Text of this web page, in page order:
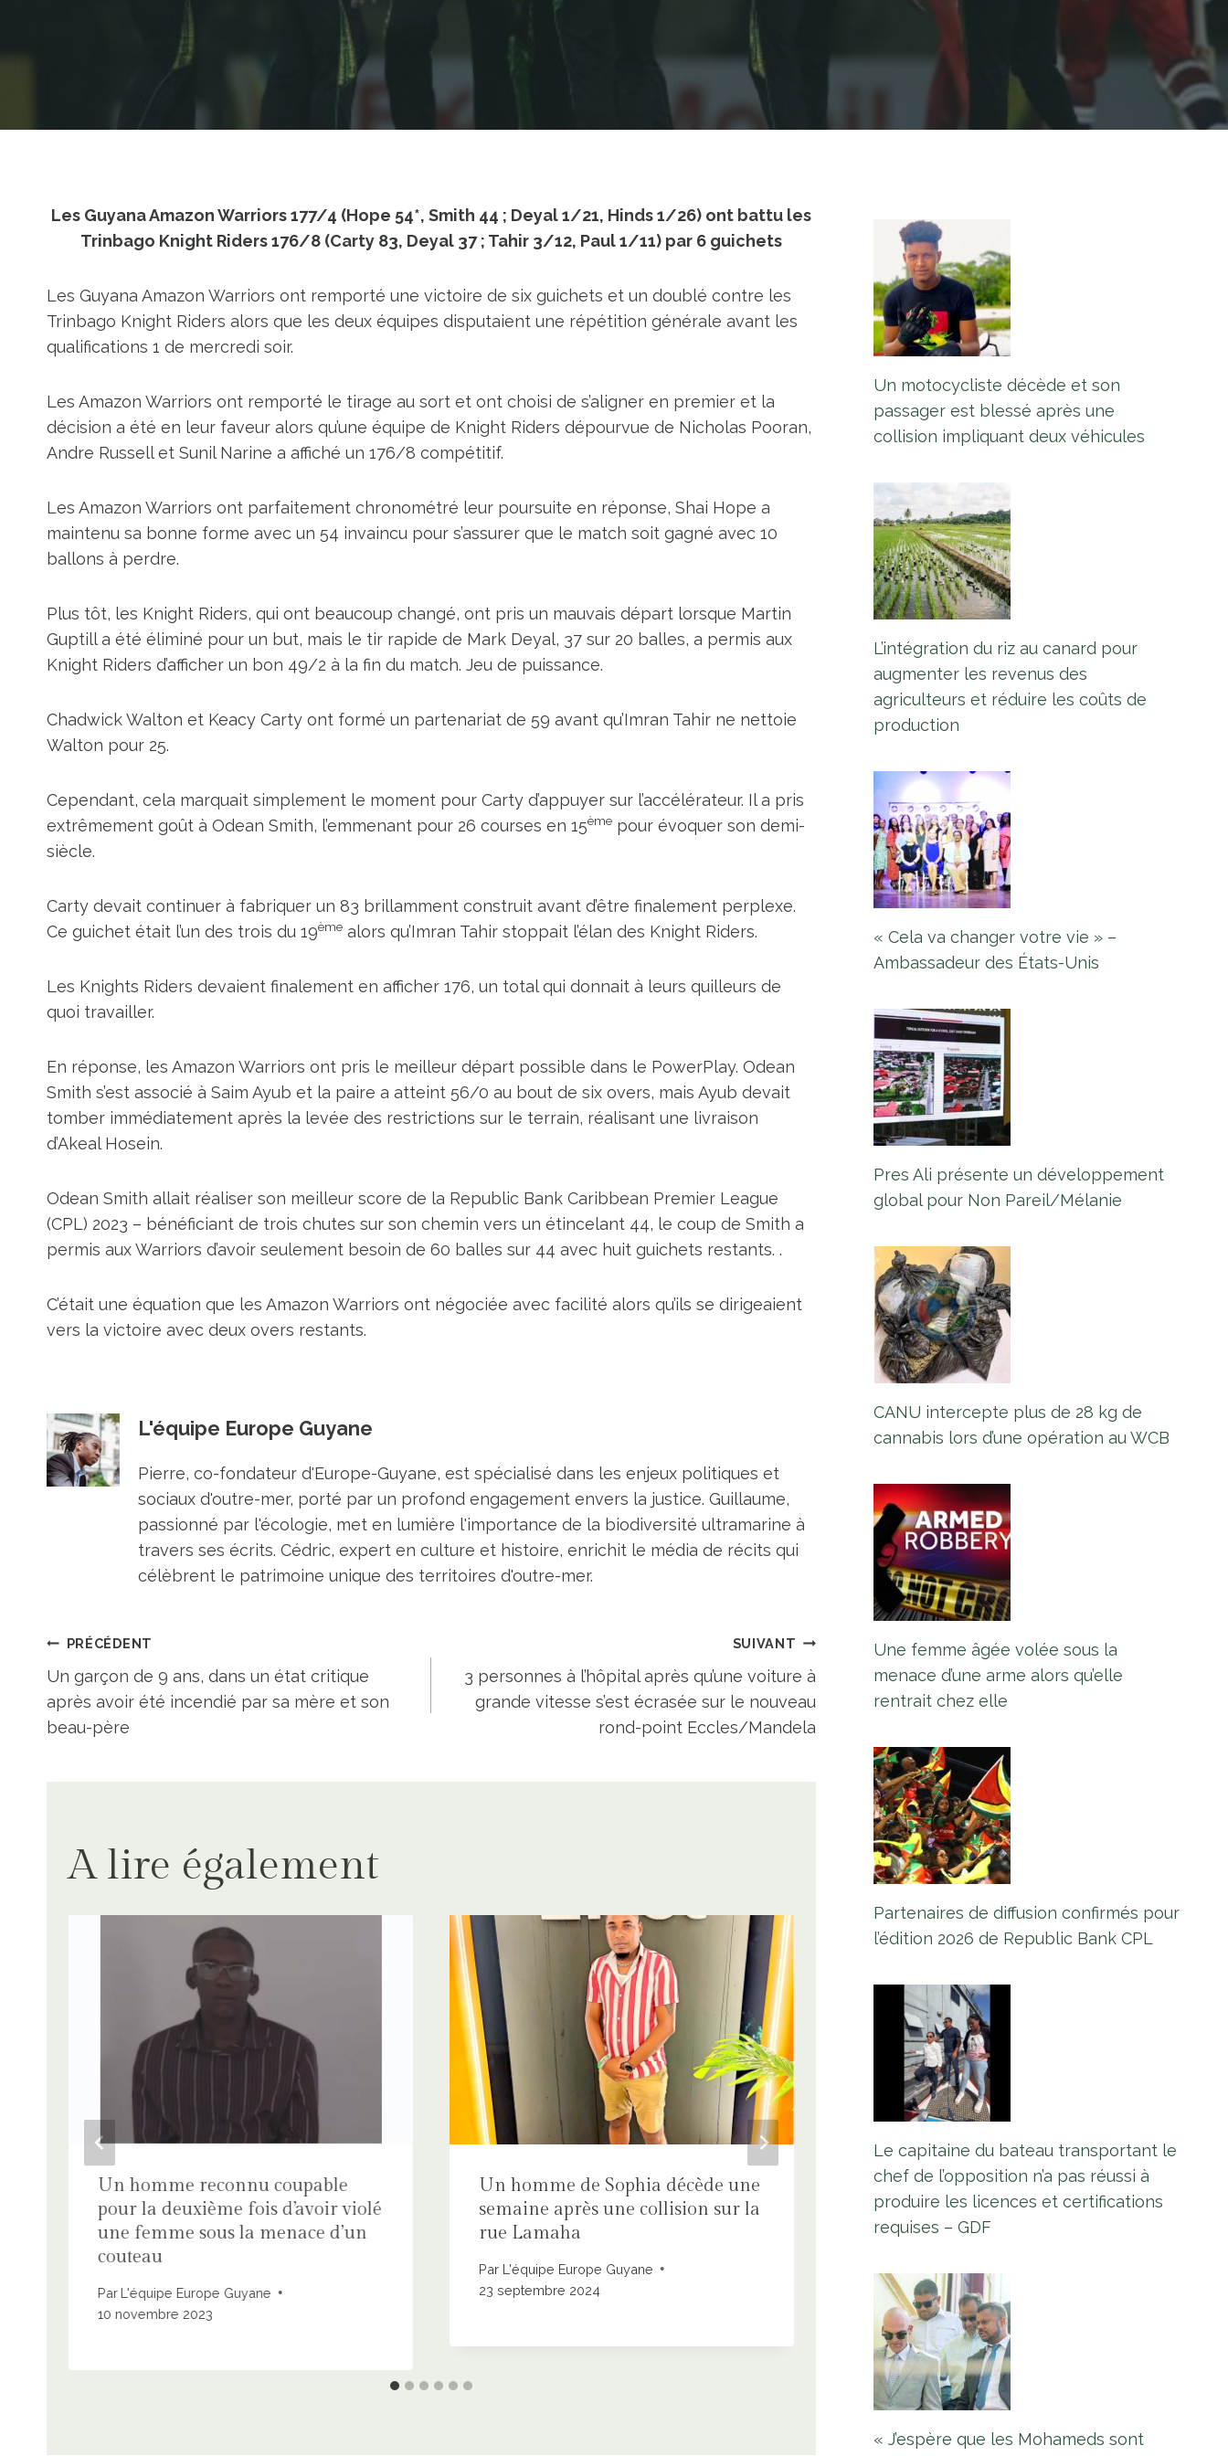
Les Guyana Amazon Warriors 177/4 (Hope 54*, Smith 44 ; Deyal 1/21, Hinds 1/26) ont battu les
Trinbago Knight Riders 176/8 (Carty 83, Deyal 37 ; Tahir 3/12, Paul 1/11) par 6 guichets
Les Guyana Amazon Warriors ont remporté une victoire de six guichets et un doublé contre les
Trinbago Knight Riders alors que les deux équipes disputaient une répétition générale avant les
qualifications 1 de mercredi soir.
Les Amazon Warriors ont remporté le tirage au sort et ont choisi de s’aligner en premier et la
décision a été en leur faveur alors qu’une équipe de Knight Riders dépourvue de Nicholas Pooran,
Andre Russell et Sunil Narine a affiché un 176/8 compétitif.
Les Amazon Warriors ont parfaitement chronométré leur poursuite en réponse, Shai Hope a
maintenu sa bonne forme avec un 54 invaincu pour s’assurer que le match soit gagné avec 10
ballons à perdre.
Plus tôt, les Knight Riders, qui ont beaucoup changé, ont pris un mauvais départ lorsque Martin
Guptill a été éliminé pour un but, mais le tir rapide de Mark Deyal, 37 sur 20 balles, a permis aux
Knight Riders d’afficher un bon 49/2 à la fin du match. Jeu de puissance.
Chadwick Walton et Keacy Carty ont formé un partenariat de 59 avant qu’Imran Tahir ne nettoie
Walton pour 25.
Cependant, cela marquait simplement le moment pour Carty d’appuyer sur l’accélérateur. Il a pris
extrêmement goût à Odean Smith, l’emmenant pour 26 courses en 15ème pour évoquer son demi-
siècle.
Carty devait continuer à fabriquer un 83 brillamment construit avant d’être finalement perplexe.
Ce guichet était l’un des trois du 19ème alors qu’Imran Tahir stoppait l’élan des Knight Riders.
Les Knights Riders devaient finalement en afficher 176, un total qui donnait à leurs quilleurs de
quoi travailler.
En réponse, les Amazon Warriors ont pris le meilleur départ possible dans le PowerPlay. Odean
Smith s’est associé à Saim Ayub et la paire a atteint 56/0 au bout de six overs, mais Ayub devait
tomber immédiatement après la levée des restrictions sur le terrain, réalisant une livraison
d’Akeal Hosein.
Odean Smith allait réaliser son meilleur score de la Republic Bank Caribbean Premier League
(CPL) 2023 – bénéficiant de trois chutes sur son chemin vers un étincelant 44, le coup de Smith a
permis aux Warriors d’avoir seulement besoin de 60 balles sur 44 avec huit guichets restants. .
C’était une équation que les Amazon Warriors ont négociée avec facilité alors qu’ils se dirigeaient
vers la victoire avec deux overs restants.
L'équipe Europe Guyane
Pierre, co-fondateur d'Europe-Guyane, est spécialisé dans les enjeux politiques et
sociaux d'outre-mer, porté par un profond engagement envers la justice. Guillaume,
passionné par l'écologie, met en lumière l'importance de la biodiversité ultramarine à
travers ses écrits. Cédric, expert en culture et histoire, enrichit le média de récits qui
célèbrent le patrimoine unique des territoires d'outre-mer.
Navigation
de
PRÉCÉDENT
Un garçon de 9 ans, dans un état critique
après avoir été incendié par sa mère et son
beau-père
SUIVANT
3 personnes à l’hôpital après qu’une voiture à
grande vitesse s’est écrasée sur le nouveau
rond-point Eccles/Mandela
A lire également
Un homme reconnu coupable
pour la deuxième fois d’avoir violé
une femme sous la menace d’un
couteau
ParL'équipe Europe Guyane
10 novembre 2023
Un homme de Sophia décède une
semaine après une collision sur la
rue Lamaha
Par L'équipe Europe Guyane
23 septembre 2024
Nouveau centre commercial CJIA
pour améliorer l’expérience de
voyage – PDG
Un motocycliste décède et son
passager est blessé après une
collision impliquant deux véhicules
L’intégration du riz au canard pour
augmenter les revenus des
agriculteurs et réduire les coûts de
production
« Cela va changer votre vie » –
Ambassadeur des États-Unis
Pres Ali présente un développement
global pour Non Pareil/Mélanie
CANU intercepte plus de 28 kg de
cannabis lors d’une opération au WCB
Une femme âgée volée sous la
menace d’une arme alors qu’elle
rentrait chez elle
Partenaires de diffusion confirmés pour
l’édition 2026 de Republic Bank CPL
Le capitaine du bateau transportant le
chef de l’opposition n’a pas réussi à
produire les licences et certifications
requises – GDF
« J’espère que les Mohameds sont